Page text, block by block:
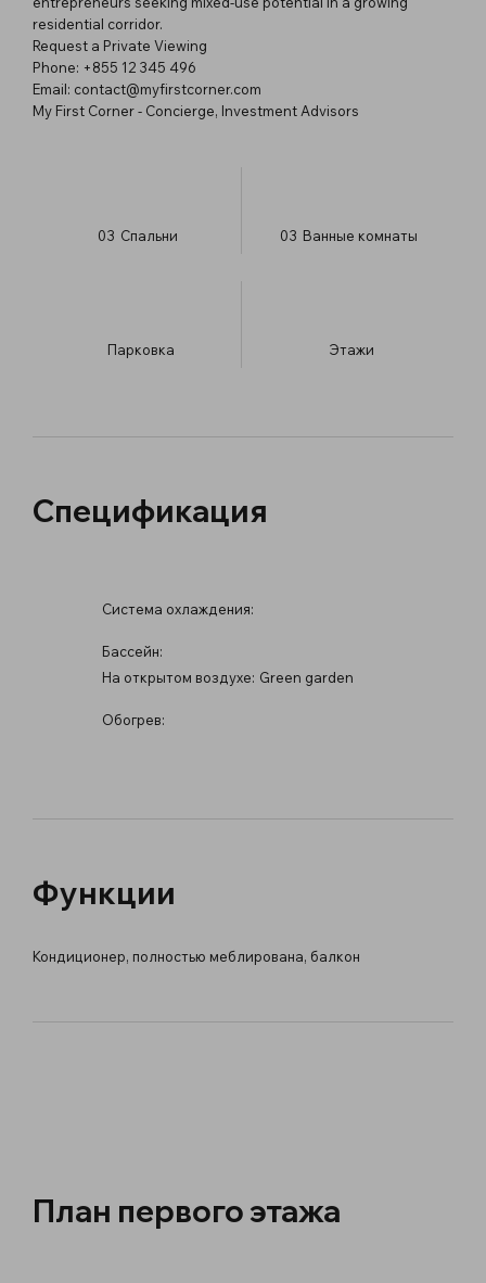
residential corridor.
Request a Private Viewing
Phone: +855 12 345 496
Email: contact@myfirstcorner.com
My First Corner - Concierge, Investment Advisors
03 Спальни 03 Ванные комнаты
Парковка ​Этажи
Спецификация
Система охлаждения:
Бассейн:
На открытом воздухе: Green garden
Обогрев:
Функции
Кондиционер, полностью меблирована, балкон
План первого этажа